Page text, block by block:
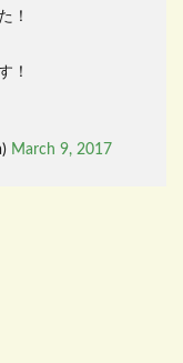
！
！
March 9, 2017